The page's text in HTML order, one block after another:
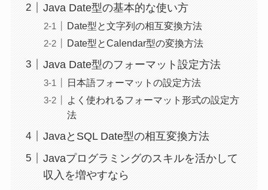
Java Date型の基本的な使い方
Date型と文字列の相互変換方法
Date型とCalendar型の変換方法
Java Date型のフォーマット設定方法
日本語フォーマットの設定方法
よく使われるフォーマット形式の設定方
法
JavaとSQL Date型の相互変換方法
Javaプログラミングのスキルを活かして
収入を増やすなら